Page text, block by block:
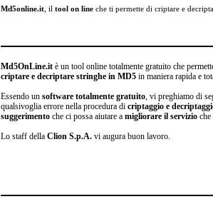
Md5online.it, il tool on lineche ti permette di criptare e
Md5OnLine.itè un tool online totalmente gratuito che
criptare e decriptare stringhe in MD5in maniera rapida e
Essendo un software totalmente gratuito, vi preghiamo di
qualsivoglia errore nella procedura di criptaggio e
suggerimentoche ci possa aiutare a migliorare il servizioche
Lo staff della Clion S.p.A.vi augura buon lavoro.